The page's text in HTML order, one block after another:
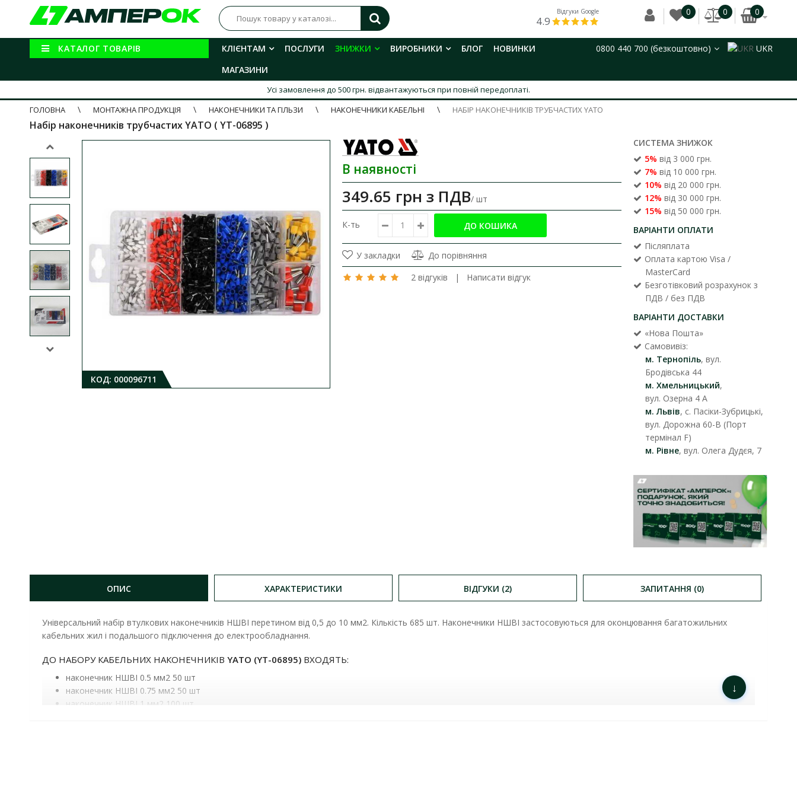
Відгуки Google
4.9
0 0 0
КАТАЛОГ ТОВАРІВ КЛІЄНТАМ ПОСЛУГИ ЗНИЖКИ ВИРОБНИКИ БЛОГ
НОВИНКИ
МАГАЗИНИ
0800 440 700 (безкоштовно) UKR
Усі замовлення до 500 грн. відвантажуються при повній передоплаті.
ГОЛОВНА
МОНТАЖНА ПРОДУКЦІЯ НАКОНЕЧНИКИ ТА ГІЛЬЗИ НАКОНЕЧНИКИ КАБЕЛЬНІ НАБІР НАКОНЕЧНИКІВ ТРУБЧАСТИХ YATO
Набір наконечників трубчастих YATO ( YT-06895 )
КОД: 000096711
В наявності
349.65 грн з ПДВ/ шт
К-ть
У закладки
До порівняння
2 відгуків | Написати відгук
СИСТЕМА ЗНИЖОК
5% від 3 000 грн.
7% від 10 000 грн.
10% від 20 000 грн.
12% від 30 000 грн.
15% від 50 000 грн.
ВАРІАНТИ ОПЛАТИ
Післяплата
Оплата картою Visa /
MasterCard
Безготівковий розрахунок з
ПДВ / без ПДВ
ВАРІАНТИ ДОСТАВКИ
«Нова Пошта»
Самовивіз:
м. Тернопіль, вул.
Бродівська 44
м. Хмельницький,
вул. Озерна 4 А
м. Львів, с. Пасіки-Зубрицькі,
вул. Дорожна 60-В (Порт
термінал F)
м. Рівне, вул. Олега Дудєя, 7
ОПИС ХАРАКТЕРИСТИКИ ВІДГУКИ (2) ЗАПИТАННЯ (0)
Універсальний набір втулкових наконечників НШВІ перетином від 0,5 до 10 мм2. Кількість 685 шт. Наконечники НШВІ застосовуються для оконцювання багатожильних
кабельних жил і подальшого підключення до електрообладнання.
ДО НАБОРУ КАБЕЛЬНИХ НАКОНЕЧНИКІВ YATO (YT-06895) ВХОДЯТЬ:
наконечник НШВІ 0.5 мм2 50 шт
наконечник НШВІ 0.75 мм2 50 шт
наконечник НШВІ 1 мм2 100 шт
↓